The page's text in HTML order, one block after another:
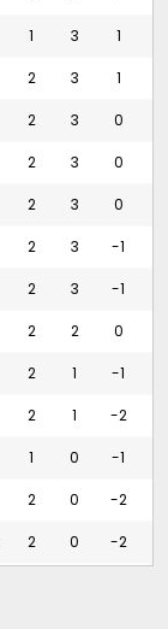
1 3 1
2 3 1
2 3 0
2 3 0
2 3 0
2 3 -1
2 3 -1
2 2 0
2 1 -1
2 1 -2
1 0 -1
2 0 -2
2 0 -2